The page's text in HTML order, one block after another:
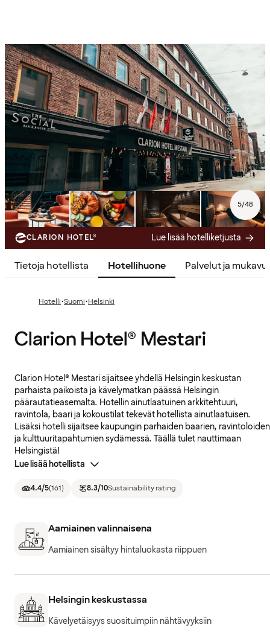
5/48
CLARION HOTEL® Lue lisää hotelliketjusta
Tietoja hotellista Hotellihuone Palvelut ja
Hotelli·Suomi·Helsinki
Clarion Hotel® Mestari
Clarion Hotel® Mestari sijaitsee yhdellä Helsingin keskustan
parhaista paikoista ja kävelymatkan päässä Helsingin
päärautatieasemalta. Hotellin ainutlaatuinen arkkitehtuuri,
ravintola, baari ja kokoustilat tekevät hotellista ainutlaatuisen.
Lisäksi hotelli sijaitsee kaupungin parhaiden baarien, ravintoloiden
ja kulttuuritapahtumien sydämessä. Täällä tulet nauttimaan
Helsingistä!
Lue lisää hotellista
4.4/5(161) 8.3/10Sustainability rating
Aamiainen valinnaisena
Aamiainen sisältyy hintaluokasta riippuen
Helsingin keskustassa
Kävelyetäisyys suosituimpiin nähtävyyksiin